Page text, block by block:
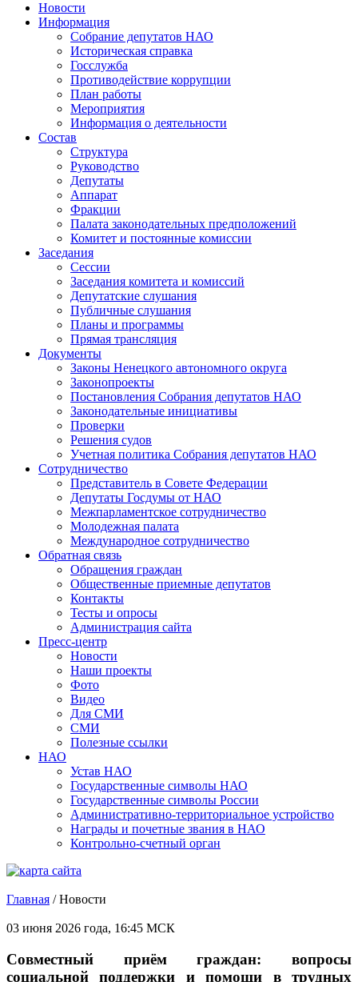
Новости
Информация
Собрание депутатов НАО
Историческая справка
Госслужба
Противодействие коррупции
План работы
Мероприятия
Информация о деятельности
Состав
Структура
Руководство
Депутаты
Аппарат
Фракции
Палата законодательных предположений
Комитет и постоянные комиссии
Заседания
Сессии
Заседания комитета и комиссий
Депутатские слушания
Публичные слушания
Планы и программы
Прямая трансляция
Документы
Законы Ненецкого автономного округа
Законопроекты
Постановления Собрания депутатов НАО
Законодательные инициативы
Проверки
Решения судов
Учетная политика Собрания депутатов НАО
Сотрудничество
Представитель в Совете Федерации
Депутаты Госдумы от НАО
Межпарламентское сотрудничество
Молодежная палата
Международное сотрудничество
Обратная cвязь
Обращения граждан
Общественные приемные депутатов
Контакты
Тесты и опросы
Администрация сайта
Пресс-центр
Новости
Наши проекты
Фото
Видео
Для СМИ
СМИ
Полезные ссылки
НАО
Устав НАО
Государственные символы НАО
Государственные символы России
Административно-территориальное устройство
Награды и почетные звания в НАО
Контрольно-счетный орган
Главная /Новости
03 июня 2026 года, 16:45 МСК
Совместный приём граждан: вопросы
социальной поддержки и помощи в трудных